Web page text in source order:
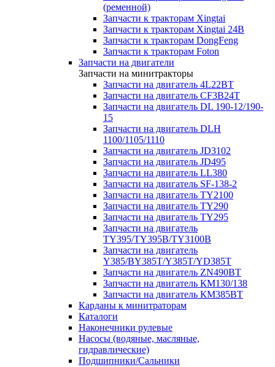
(ременной)
Запчасти к тракторам Xingtai
Запчасти к тракторам Xingtai 24В
Запчасти к тракторам DongFeng
Запчасти к тракторам Foton
Запчасти на двигатели
Запчасти на минитракторы
Запчасти на двигатель 4L22BT
Запчасти на двигатель CF3B24T
Запчасти на двигатель DL 190-12/190-
15
Запчасти на двигатель DLH
1100/1105/1110
Запчасти на двигатель JD3102
Запчасти на двигатель JD495
Запчасти на двигатель LL380
Запчасти на двигатель SF-138-2
Запчасти на двигатель TY2100
Запчасти на двигатель TY290
Запчасти на двигатель TY295
Запчасти на двигатель
TY395/TY395В/TY3100В
Запчасти на двигатель
Y385/BY385T/Y385T/YD385T
Запчасти на двигатель ZN490BT
Запчасти на двигатель КМ130/138
Запчасти на двигатель КМ385ВТ
Карданы к минитраторам
Каталоги
Наконечники рулевые
Насосы (водяные, масляные,
гидравлические)
Подшипники/Сальники